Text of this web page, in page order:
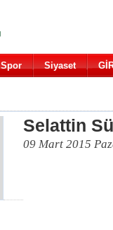
Spor Siyaset
Selattin
09 Mart 2015